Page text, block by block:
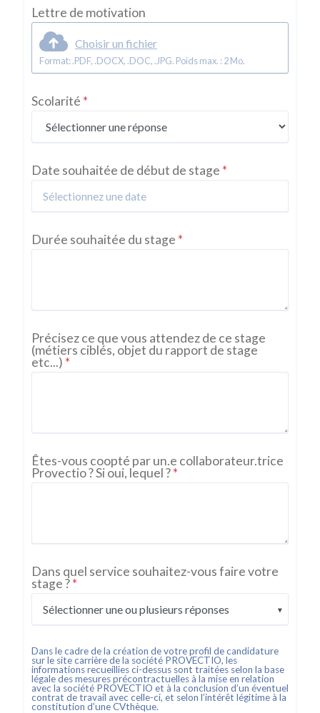
Lettre de motivation
Choisir un fichier
Format: .PDF, .DOCX, .DOC, .JPG. Poids max. : 2 Mo.
Scolarité *
Date souhaitée de début de stage *
Durée souhaitée du stage *
Précisez ce que vous attendez de ce stage
(métiers ciblés, objet du rapport de stage
etc...) *
Êtes-vous coopté par un.e collaborateur.trice
Provectio ? Si oui, lequel ?*
Dans quel service souhaitez-vous faire votre
stage ?*
Sélectionner une ou plusieurs réponses
Dans le cadre de la création de votre profil de candidature
sur le site carrière de la société PROVECTIO, les
informations recueillies ci-dessus sont traitées selon la base
légale des mesures précontractuelles à la mise en relation
avec la société PROVECTIO et à la conclusion d’un éventuel
contrat de travail avec celle-ci, et selon l’intérêt légitime à la
constitution d’une CVthèque.